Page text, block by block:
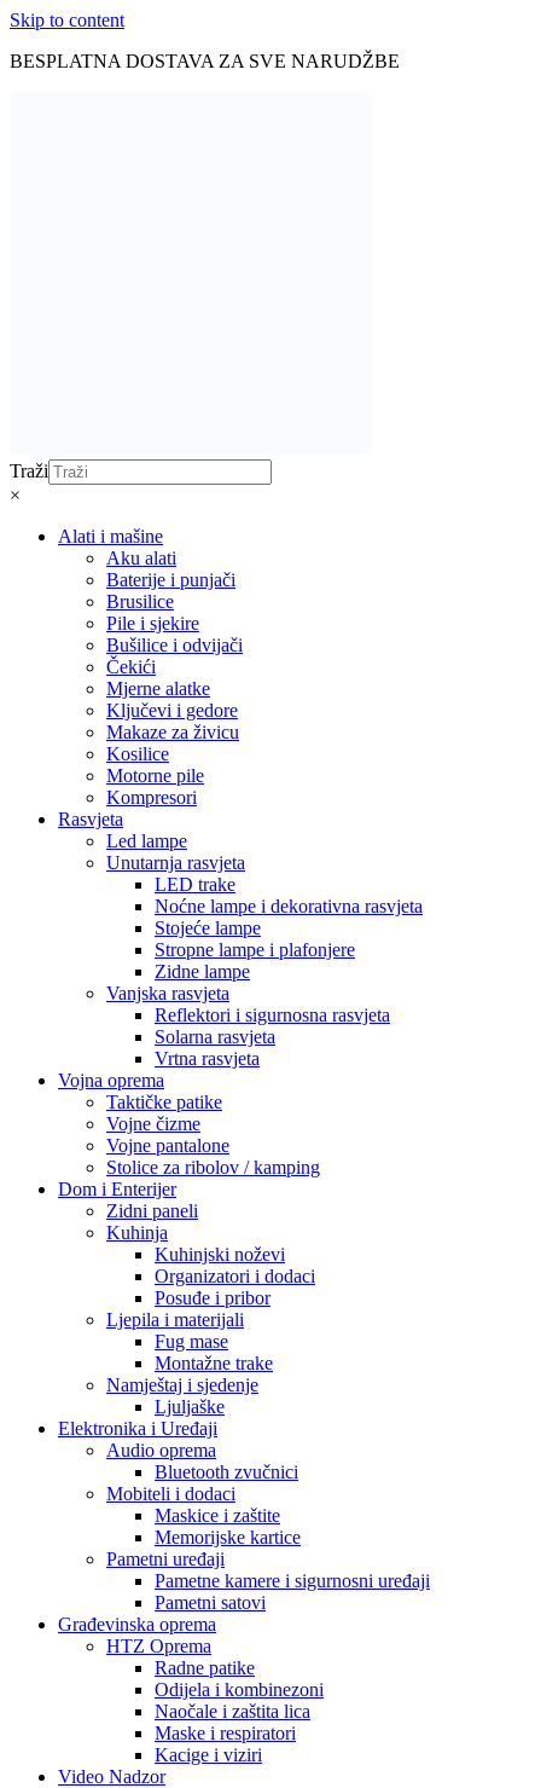
Skip to content
BESPLATNA DOSTAVA ZA SVE NARUDŽBE
Traži
×
Alati i mašine
Aku alati
Baterije i punjači
Brusilice
Pile i sjekire
Bušilice i odvijači
Čekići
Mjerne alatke
Ključevi i gedore
Makaze za živicu
Kosilice
Motorne pile
Kompresori
Rasvjeta
Led lampe
Unutarnja rasvjeta
LED trake
Noćne lampe i dekorativna rasvjeta
Stojeće lampe
Stropne lampe i plafonjere
Zidne lampe
Vanjska rasvjeta
Reflektori i sigurnosna rasvjeta
Solarna rasvjeta
Vrtna rasvjeta
Vojna oprema
Taktičke patike
Vojne čizme
Vojne pantalone
Stolice za ribolov / kamping
Dom i Enterijer
Zidni paneli
Kuhinja
Kuhinjski noževi
Organizatori i dodaci
Posuđe i pribor
Ljepila i materijali
Fug mase
Montažne trake
Namještaj i sjedenje
Ljuljaške
Elektronika i Uređaji
Audio oprema
Bluetooth zvučnici
Mobiteli i dodaci
Maskice i zaštite
Memorijske kartice
Pametni uređaji
Pametne kamere i sigurnosni uređaji
Pametni satovi
Građevinska oprema
HTZ Oprema
Radne patike
Odijela i kombinezoni
Naočale i zaštita lica
Maske i respiratori
Kacige i viziri
Video Nadzor